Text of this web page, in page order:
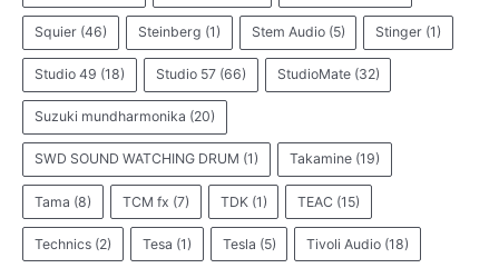
Squier (46) Steinberg (1) Stem Audio (5) Stinger (1)
Studio 49 (18) Studio 57 (66) StudioMate (32)
Suzuki mundharmonika (20)
SWD SOUND WATCHING DRUM (1) Takamine (19)
Tama (8) TCM fx (7) TDK (1) TEAC (15)
Technics (2) Tesa (1) Tesla (5) Tivoli Audio (18)